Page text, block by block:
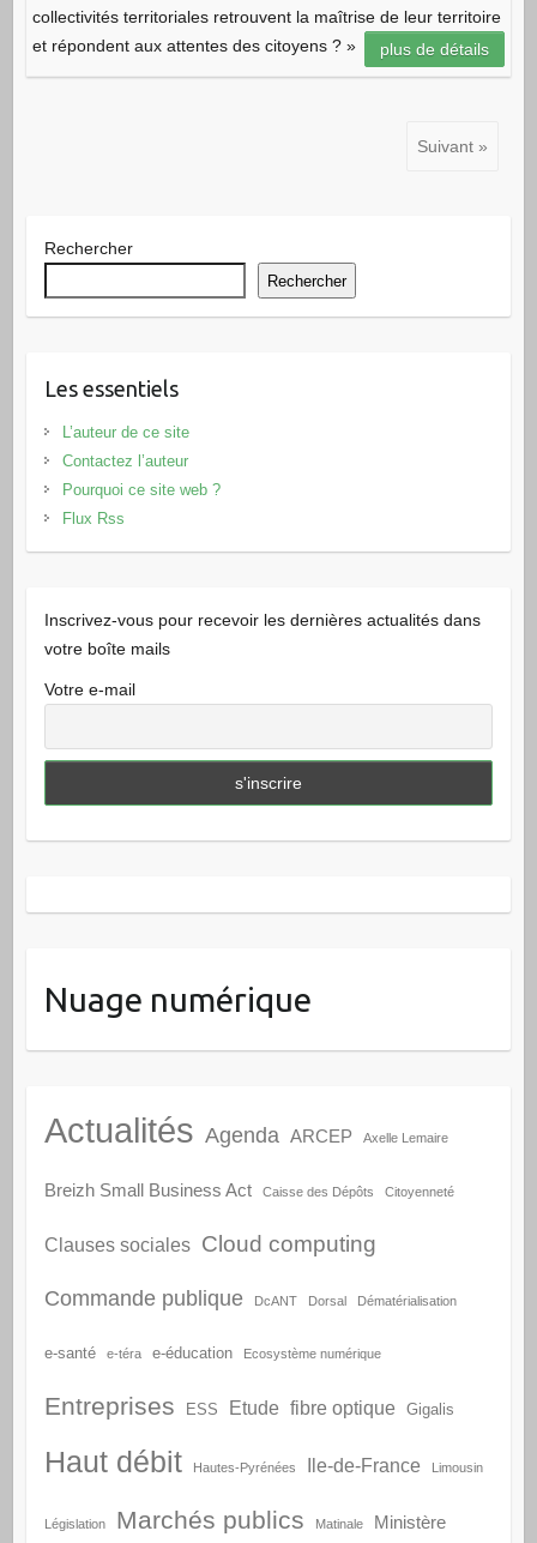
collectivités territoriales retrouvent la maîtrise de leur territoire
et répondent aux attentes des citoyens ? »
plus de détails
Suivant »
Rechercher
Rechercher
Les essentiels
L’auteur de ce site
Contactez l’auteur
Pourquoi ce site web ?
Flux Rss
Inscrivez-vous pour recevoir les dernières actualités dans
votre boîte mails
Votre e-mail
Nuage numérique
Actualités Agenda ARCEP Axelle Lemaire
Breizh Small Business Act Caisse des Dépôts Citoyenneté
Clauses sociales Cloud computing
Commande publique DcANT Dorsal Dématérialisation
e-santé e-téra e-éducation Ecosystème numérique
Entreprises ESS Etude fibre optique Gigalis
Haut débit Hautes-Pyrénées Ile-de-France Limousin
Législation Marchés publics Matinale Ministère